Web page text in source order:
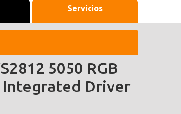
Servicios
5050 RGB
Integrated Driver